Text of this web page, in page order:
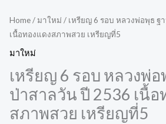
Home/ มาใหม่ / เหรียญ 6 รอบ หลวงพ่อพุธ ฐ
เนื้อทองแดงสภาพสวย เหรียญที่5
มาใหม่
เหรียญ 6 รอบ หลวงพ่
ป่าสาลวัน ปี 2536 เนื้อ
สภาพสวย เหรียญที่5